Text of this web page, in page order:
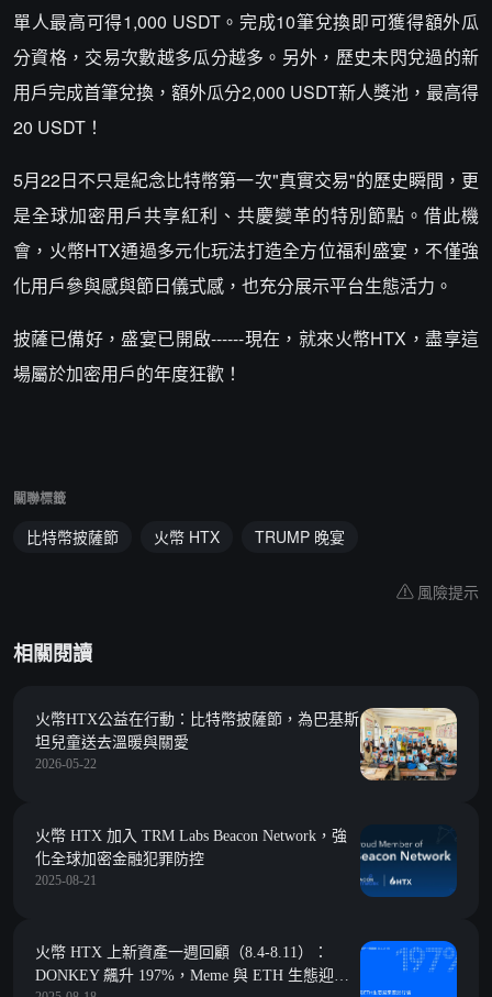
單人最高可得1,000 USDT。完成10筆兌換即可獲得額外瓜
分資格，交易次數越多瓜分越多。另外，歷史未閃兌過的新
用戶完成首筆兌換，額外瓜分2,000 USDT新人獎池，最高得
20 USDT！
5月22日不只是紀念比特幣第一次"真實交易"的歷史瞬間，更
是全球加密用戶共享紅利、共慶變革的特別節點。借此機
會，火幣HTX通過多元化玩法打造全方位福利盛宴，不僅強
化用戶參與感與節日儀式感，也充分展示平台生態活力。
披薩已備好，盛宴已開啟------現在，就來火幣HTX，盡享這
場屬於加密用戶的年度狂歡！
關聯標籤
比特幣披薩節 火幣 HTX TRUMP 晚宴
風險提示
相關閱讀
火幣HTX公益在行動：比特幣披薩節，為巴基斯
坦兒童送去溫暖與關愛
2026-05-22
火幣 HTX 加入 TRM Labs Beacon Network，強
化全球加密金融犯罪防控
2025-08-21
火幣 HTX 上新資產一週回顧（8.4-8.11）：
DONKEY 飆升 197%，Meme 與 ETH 生態迎來